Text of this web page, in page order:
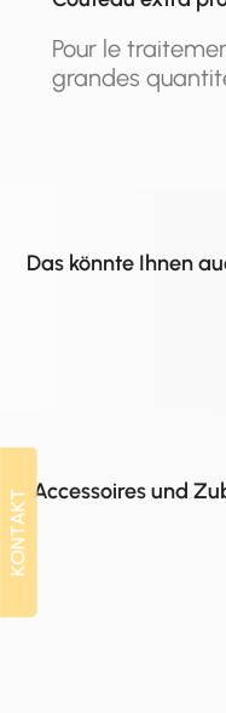
Pour le
grandes
Accessoires und
Das könnte Ihnen
KONTAKT
KONTAKT